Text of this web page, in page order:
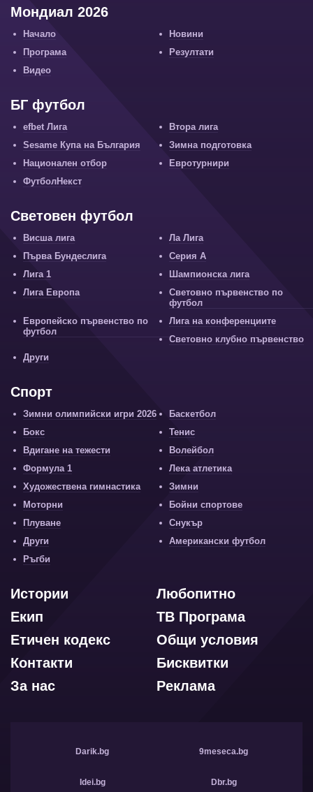
Мондиал 2026
Начало
Новини
Програма
Резултати
Видео
БГ футбол
efbet Лига
Втора лига
Sesame Купа на България
Зимна подготовка
Национален отбор
Евротурнири
ФутболНекст
Световен футбол
Висша лига
Ла Лига
Първа Бундеслига
Серия А
Лига 1
Шампионска лига
Лига Европа
Световно първенство по
футбол
Европейско първенство по
футбол
Лига на конференциите
Световно клубно първенство
Други
Спорт
Зимни олимпийски игри 2026
Баскетбол
Бокс
Тенис
Вдигане на тежести
Волейбол
Формула 1
Лека атлетика
Художествена гимнастика
Зимни
Моторни
Бойни спортове
Плуване
Снукър
Други
Американски футбол
Ръгби
Любопитно
Истории
ТВ Програма
Екип
Общи условия
Етичен кодекс
Бисквитки
Контакти
Реклама
За нас
Darik.bg 9meseca.bg
Idei.bg Dbr.bg